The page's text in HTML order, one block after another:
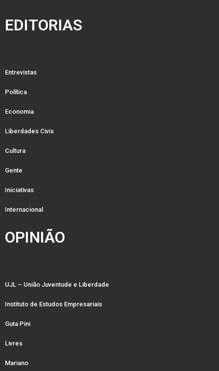
EDITORIAS
Entrevistas
Política
Economia
Liberdades Civis
Cultura
Gente
Iniciativas
Internacional
OPINIÃO
UJL – União Juventude e Liberdade
Instituto de Estudos Empresariais
Guta Pini
Livres
Mariano